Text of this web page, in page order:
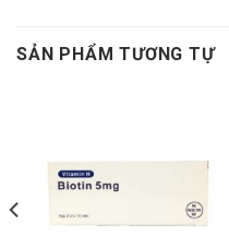
SẢN PHẨM TƯƠNG TỰ